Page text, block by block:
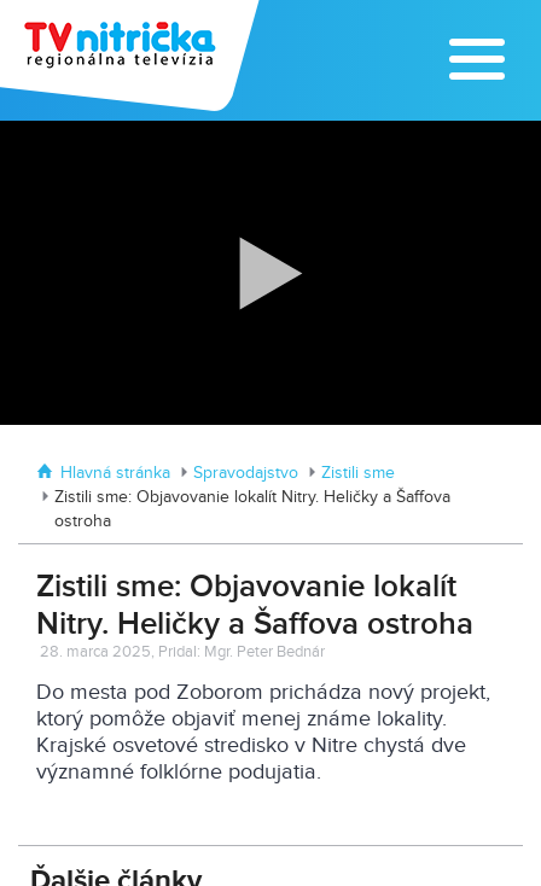
Traktormánia 2025 s pozvánkou
Hlavná stránka Spravodajstvo
Zistili sme
Zistili sme: Objavovanie lokalít Nitry. Heličky a Šaffova
ostroha
Zistili sme: Objavovanie lokalít
Nitry. Heličky a Šaffova ostroha
28. marca 2025, Pridal: Mgr. Peter Bednár
Do mesta pod Zoborom prichádza nový projekt,
ktorý pomôže objaviť menej známe lokality.
Krajské osvetové stredisko v Nitre chystá dve
významné folklórne podujatia.